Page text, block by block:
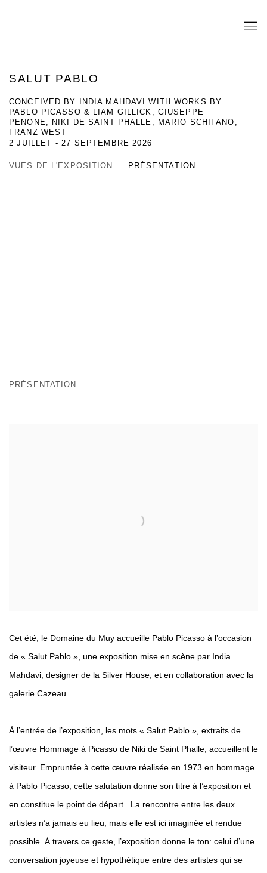
SALUT PABLO
CONCEIVED BY INDIA MAHDAVI WITH WORKS BY
PABLO PICASSO & LIAM GILLICK, GIUSEPPE
PENONE, NIKI DE SAINT PHALLE, MARIO SCHIFANO,
FRANZ WEST
2 JUILLET - 27 SEPTEMBRE 2026
VUES DE L'EXPOSITION PRÉSENTATION
PRÉSENTATION
Cet été, le Domaine du Muy accueille Pablo Picasso à l’occasion
de « Salut Pablo », une exposition mise en scène par India
Mahdavi, designer de la Silver House, et en collaboration avec la
galerie Cazeau.
À l’entrée de l’exposition, les mots « Salut Pablo », extraits de
l’œuvre Hommage à Picasso de Niki de Saint Phalle, accueillent le
visiteur. Empruntée à cette œuvre réalisée en 1973 en hommage
à Pablo Picasso, cette salutation donne son titre à l’exposition et
en constitue le point de départ.. La rencontre entre les deux
artistes n’a jamais eu lieu, mais elle est ici imaginée et rendue
possible. À travers ce geste, l’exposition donne le ton: celui d’une
conversation joyeuse et hypothétique entre des artistes qui se